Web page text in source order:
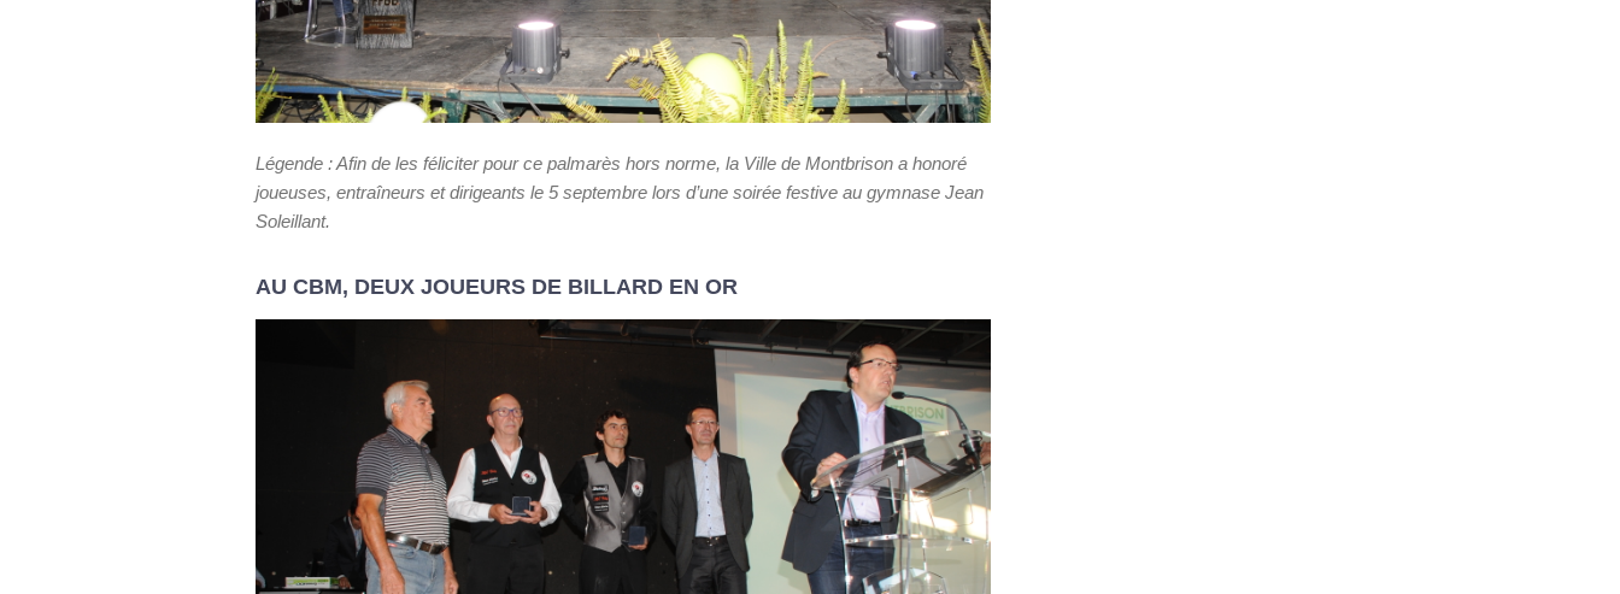
Légende : Afin de les féliciter pour ce palmarès hors norme, la Ville de Montbrison a honoré
joueuses, entraîneurs et dirigeants le 5 septembre lors d’une soirée festive au gymnase Jean
Soleillant.
AU CBM, DEUX JOUEURS DE BILLARD EN OR